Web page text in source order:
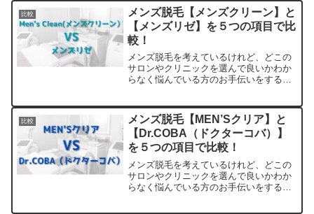
た。他のサロンやクリニックとの比較も
できます。アクセスも解説
比較
メンズ脱毛【メンズクリーン】と
【メンズリゼ】を５つの項目で比
較！
メンズ脱毛を考えているけれど、どこの
サロンやクリニックを選んで良いかわか
らなく悩んでいる方のお手伝いをするサ
た。他のサロンやクリニックとの比較も
できます。アクセスも解説
比較
メンズ脱毛【MEN’Sクリア】と
【Dr.COBA（ドクターコバ）】
を５つの項目で比較！
メンズ脱毛を考えているけれど、どこの
サロンやクリニックを選んで良いかわか
らなく悩んでいる方のお手伝いをするサ